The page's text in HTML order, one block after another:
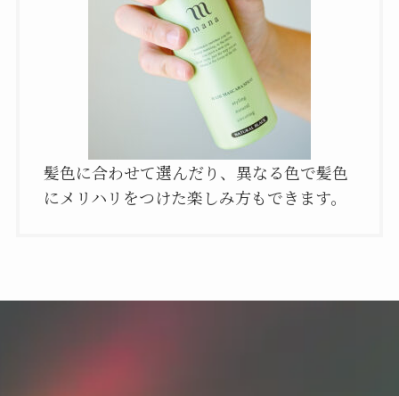
髪色に合わせて選んだり、異なる色で髪色
にメリハリをつけた楽しみ方もできます。